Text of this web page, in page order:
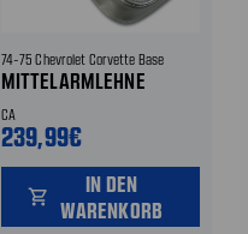
74-75 Chevrolet Corvette Base
MITTELARMLEHNE
CA
239,99€
shopping_cart
IN DEN
WARENKORB